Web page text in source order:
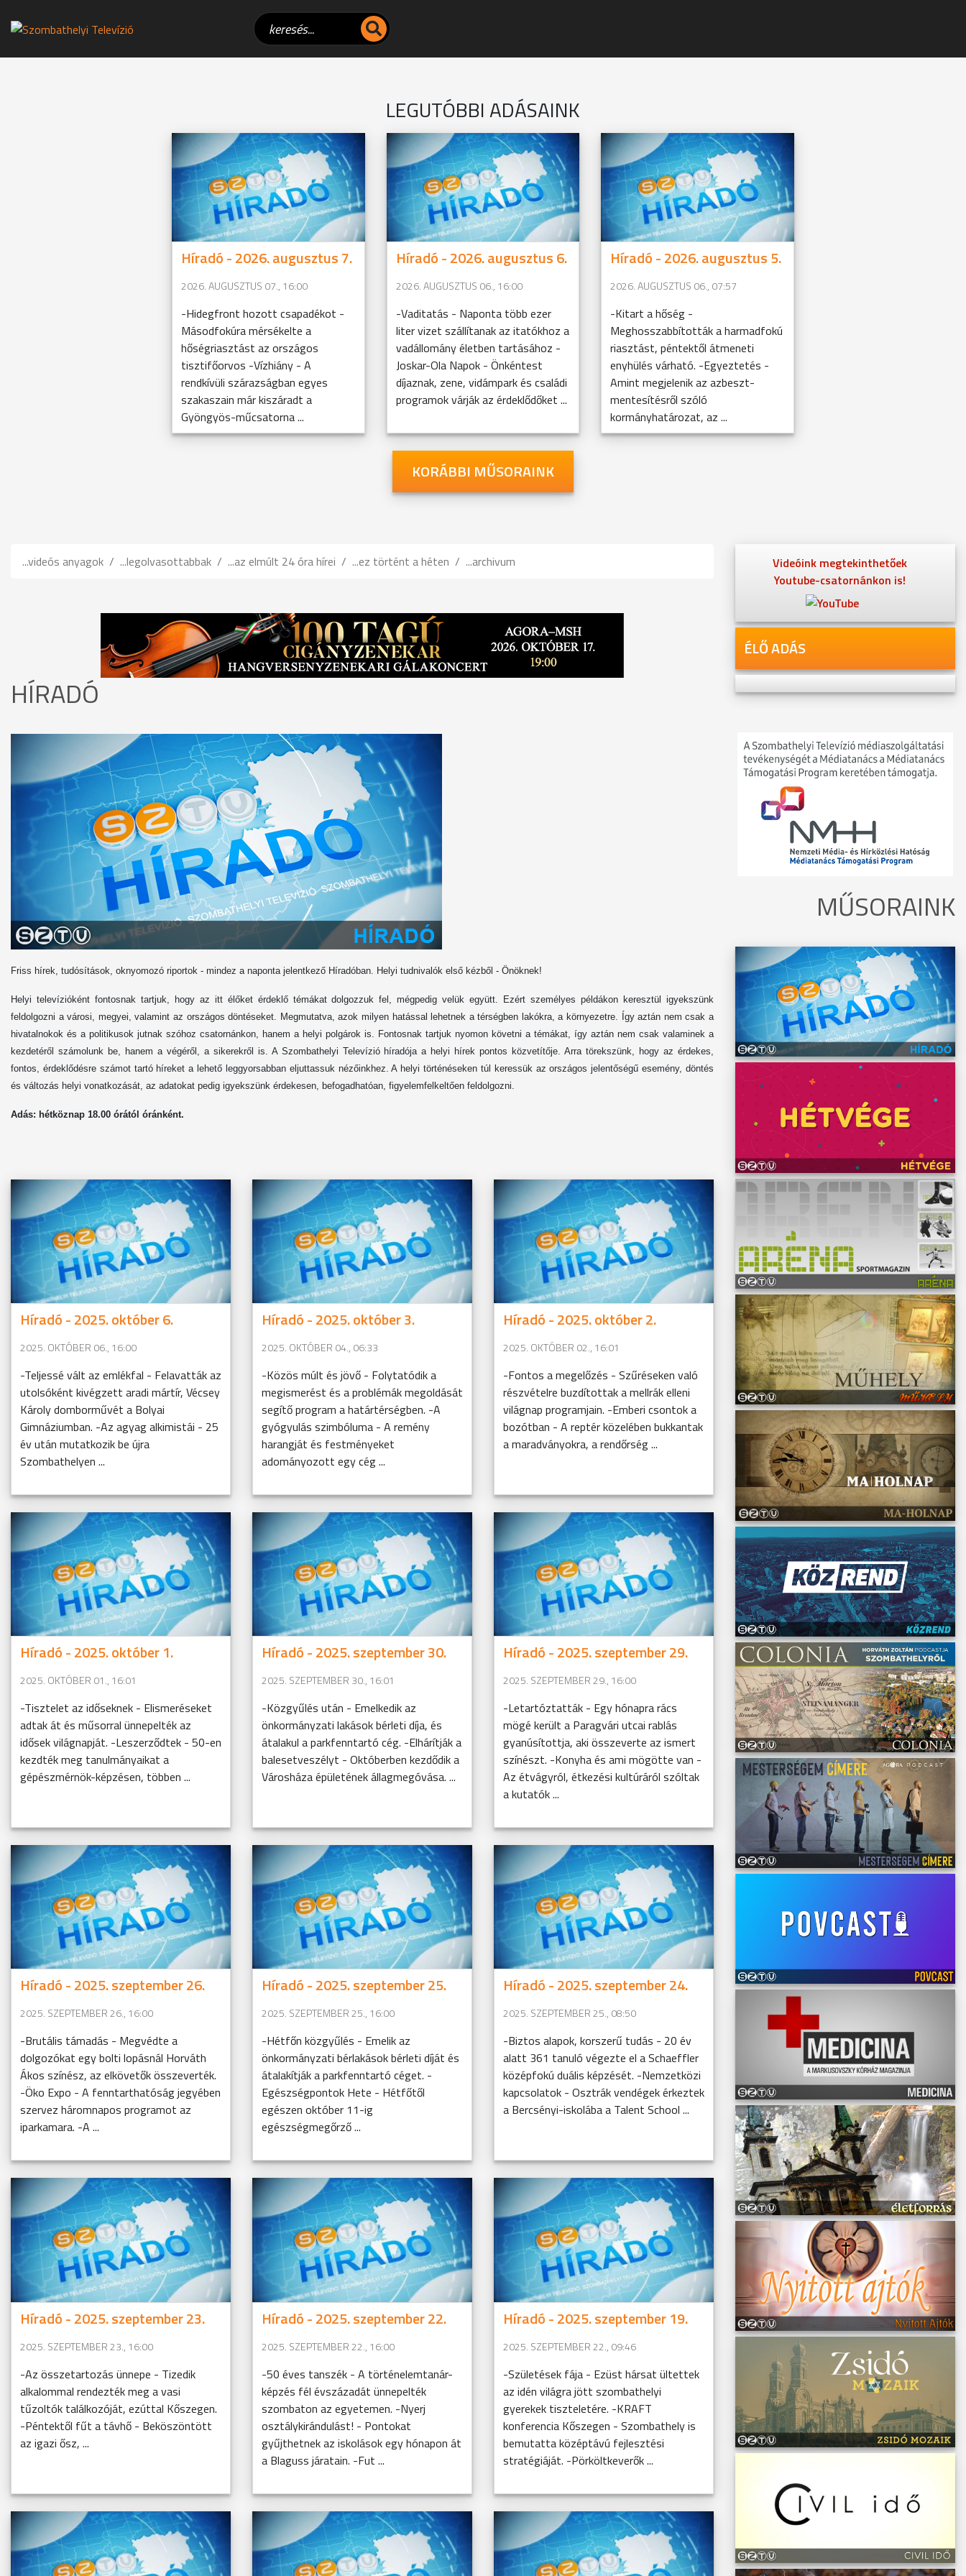
LEGUTÓBBI ADÁSAINK
Híradó - 2026. augusztus 7.
2026. AUGUSZTUS 07., 16:00
-Hidegfront hozott csapadékot -
Másodfokúra mérsékelte a
hőségriasztást az országos
tisztifőorvos -Vízhiány - A
rendkívüli szárazságban egyes
szakaszain már kiszáradt a
Gyöngyös-műcsatorna ...
Híradó - 2026. augusztus 6.
2026. AUGUSZTUS 06., 16:00
-Vaditatás - Naponta több ezer
liter vizet szállítanak az itatókhoz a
vadállomány életben tartásához -
Joskar-Ola Napok - Önkéntest
díjaznak, zene, vidámpark és családi
programok várják az érdeklődőket ...
Híradó - 2026. augusztus 5.
2026. AUGUSZTUS 06., 07:57
-Kitart a hőség -
Meghosszabbították a harmadfokú
riasztást, péntektől átmeneti
enyhülés várható. -Egyeztetés -
Amint megjelenik az azbeszt-
mentesítésről szóló
kormányhatározat, az ...
KORÁBBI MŰSORAINK
...videós anyagok ...legolvasottabbak ...az elmúlt 24 óra hírei ...ez történt a héten ...archivum
HÍRADÓ
Friss hírek, tudósítások, oknyomozó riportok - mindez a naponta jelentkező Híradóban. Helyi tudnivalók első kézből - Önöknek!
Helyi televízióként fontosnak tartjuk, hogy az itt élőket érdeklő témákat dolgozzuk fel, mégpedig velük együtt. Ezért személyes példákon keresztül igyekszünk
feldolgozni a városi, megyei, valamint az országos döntéseket. Megmutatva, azok milyen hatással lehetnek a térségben lakókra, a környezetre. Így aztán nem csak a
hivatalnokok és a politikusok jutnak szóhoz csatornánkon, hanem a helyi polgárok is. Fontosnak tartjuk nyomon követni a témákat, így aztán nem csak valaminek a
kezdetéről számolunk be, hanem a végéről, a sikerekről is. A Szombathelyi Televízió híradója a helyi hírek pontos közvetítője. Arra törekszünk, hogy az érdekes,
fontos, érdeklődésre számot tartó híreket a lehető leggyorsabban eljuttassuk nézőinkhez. A helyi történéseken túl keressük az országos jelentőségű esemény, döntés
és változás helyi vonatkozását, az adatokat pedig igyekszünk érdekesen, befogadhatóan, figyelemfelkeltően feldolgozni.
Adás: hétköznap 18.00 órától óránként.
Híradó - 2025. október 6.
2025. OKTÓBER 06., 16:00
-Teljessé vált az emlékfal - Felavatták az
utolsóként kivégzett aradi mártír, Vécsey
Károly domborművét a Bolyai
Gimnáziumban. -Az agyag alkimistái - 25
év után mutatkozik be újra
Szombathelyen ...
Híradó - 2025. október 3.
2025. OKTÓBER 04., 06:33
-Közös múlt és jövő - Folytatódik a
megismerést és a problémák megoldását
segítő program a határtérségben. -A
gyógyulás szimbóluma - A remény
harangját és festményeket
adományozott egy cég ...
Híradó - 2025. október 2.
2025. OKTÓBER 02., 16:01
-Fontos a megelőzés - Szűréseken való
részvételre buzdítottak a mellrák elleni
világnap programjain. -Emberi csontok a
bozótban - A reptér közelében bukkantak
a maradványokra, a rendőrség ...
Híradó - 2025. október 1.
2025. OKTÓBER 01., 16:01
-Tisztelet az időseknek - Elismeréseket
adtak át és műsorral ünnepelték az
idősek világnapját. -Leszerződtek - 50-en
kezdték meg tanulmányaikat a
gépészmérnök-képzésen, többen ...
Híradó - 2025. szeptember 30.
2025. SZEPTEMBER 30., 16:01
-Közgyűlés után - Emelkedik az
önkormányzati lakások bérleti díja, és
átalakul a parkfenntartó cég. -Elhárítják a
balesetveszélyt - Októberben kezdődik a
Városháza épületének állagmegóvása. ...
Híradó - 2025. szeptember 29.
2025. SZEPTEMBER 29., 16:00
-Letartóztatták - Egy hónapra rács
mögé került a Paragvári utcai rablás
gyanúsítottja, aki összeverte az ismert
színészt. -Konyha és ami mögötte van -
Az étvágyról, étkezési kultúráról szóltak
a kutatók ...
Híradó - 2025. szeptember 26.
2025. SZEPTEMBER 26., 16:00
-Brutális támadás - Megvédte a
dolgozókat egy bolti lopásnál Horváth
Ákos színész, az elkövetők összeverték.
-Öko Expo - A fenntarthatóság jegyében
szervez háromnapos programot az
iparkamara. -A ...
Híradó - 2025. szeptember 25.
2025. SZEPTEMBER 25., 16:00
-Hétfőn közgyűlés - Emelik az
önkormányzati bérlakások bérleti díját és
átalakítják a parkfenntartó céget. -
Egészségpontok Hete - Hétfőtől
egészen október 11-ig
egészségmegőrző ...
Híradó - 2025. szeptember 24.
2025. SZEPTEMBER 25., 08:50
-Biztos alapok, korszerű tudás - 20 év
alatt 361 tanuló végezte el a Schaeffler
középfokú duális képzését. -Nemzetközi
kapcsolatok - Osztrák vendégek érkeztek
a Bercsényi-iskolába a Talent School ...
Híradó - 2025. szeptember 23.
2025. SZEPTEMBER 23., 16:00
-Az összetartozás ünnepe - Tizedik
alkalommal rendezték meg a vasi
tűzoltók találkozóját, ezúttal Kőszegen.
-Péntektől fűt a távhő - Beköszöntött
az igazi ősz, ...
Híradó - 2025. szeptember 22.
2025. SZEPTEMBER 22., 16:00
-50 éves tanszék - A történelemtanár-
képzés fél évszázadát ünnepelték
szombaton az egyetemen. -Nyerj
osztálykirándulást! - Pontokat
gyűjthetnek az iskolások egy hónapon át
a Blaguss járatain. -Fut ...
Híradó - 2025. szeptember 19.
2025. SZEPTEMBER 22., 09:46
-Születések fája - Ezüst hársat ültettek
az idén világra jött szombathelyi
gyerekek tiszteletére. -KRAFT
konferencia Kőszegen - Szombathely is
bemutatta középtávú fejlesztési
stratégiáját. -Pörköltkeverők ...
Videóink megtekinthetőek
Youtube-csatornánkon is!
ÉLŐ ADÁS
MŰSORAINK